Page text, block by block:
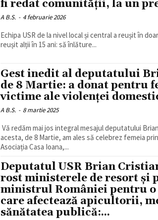
fi redat comunității, la un
A B.S. - 4 februarie 2026
Echipa USR de la nivel local și central a reușit în
reușit alții în 15 ani: să înlăture...
Gest inedit al deputatului
de 8 Martie: a donat pentru
victime ale violenței
A B.S. - 8 martie 2025
Vă redăm mai jos integral mesajul deputatului
acesta, de 8 Martie, am ales să celebrez femeia
Asociația Casa Ioana,...
Deputatul USR Brian
rost ministerele de resort și
ministrul României pentru
care afectează apicultorii,
sănătatea publică:...